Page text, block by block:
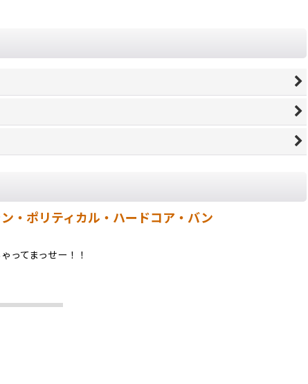
ポリティカル・ハードコア・バン
ってまっせー！！